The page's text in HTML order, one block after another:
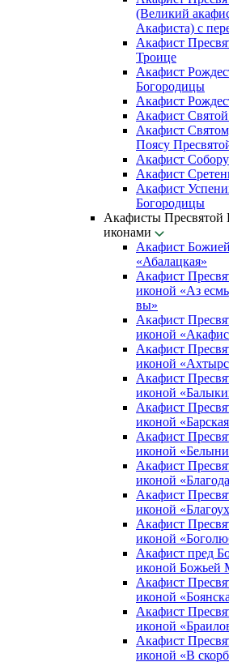
(Великий
Акафиста) с
Акафист
Троице
Акафист
Богородицы
Акафист
Акафист
Акафист
Поясу
Акафист
Акафист
Акафист
Богородицы
Акафисты Пресвятой
иконами
Акафист
«Абалацкая»
Акафист
иконой «Аз
вы»
Акафист
иконой
Акафист
иконой
Акафист
иконой
Акафист
иконой
Акафист
иконой
Акафист
иконой
Акафист
иконой
Акафист
иконой
Акафист пред
иконой Божьей
Акафист
иконой
Акафист
иконой
Акафист
иконой «В